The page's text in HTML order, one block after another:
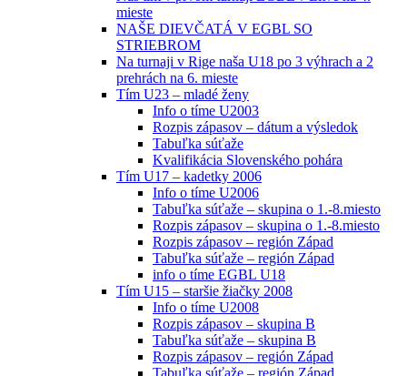
mieste
NAŠE DIEVČATÁ V EGBL SO
STRIEBROM
Na turnaji v Rige naša U18 po 3 výhrach a 2
prehrách na 6. mieste
Tím U23 – mladé ženy
Info o tíme U2003
Rozpis zápasov – dátum a výsledok
Tabuľka súťaže
Kvalifikácia Slovenského pohára
Tím U17 – kadetky 2006
Info o tíme U2006
Tabuľka súťaže – skupina o 1.-8.miesto
Rozpis zápasov – skupina o 1.-8.miesto
Rozpis zápasov – región Západ
Tabuľka súťaže – región Západ
info o tíme EGBL U18
Tím U15 – staršie žiačky 2008
Info o tíme U2008
Rozpis zápasov – skupina B
Tabuľka súťaže – skupina B
Rozpis zápasov – región Západ
Tabuľka súťaže – región Západ